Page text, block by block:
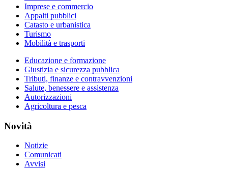
Imprese e commercio
Appalti pubblici
Catasto e urbanistica
Turismo
Mobilità e trasporti
Educazione e formazione
Giustizia e sicurezza pubblica
Tributi, finanze e contravvenzioni
Salute, benessere e assistenza
Autorizzazioni
Agricoltura e pesca
Novità
Notizie
Comunicati
Avvisi